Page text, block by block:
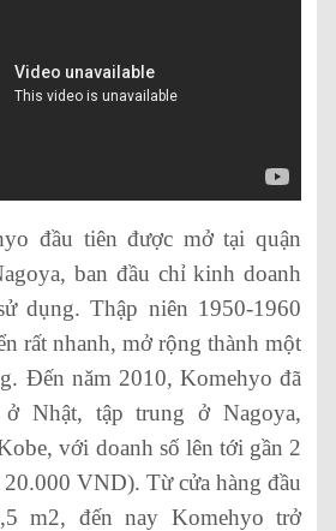
đầu tiên được mở tại quận
ban đầu chỉ kinh doanh
dụng. Thập niên 1950-1960
rất nhanh, mở rộng thành một
Đến năm 2010, Komehyo đã
Nhật, tập trung ở Nagoya,
với doanh số lên tới gần 2
VND). Từ cửa hàng đầu
m2, đến nay Komehyo trở